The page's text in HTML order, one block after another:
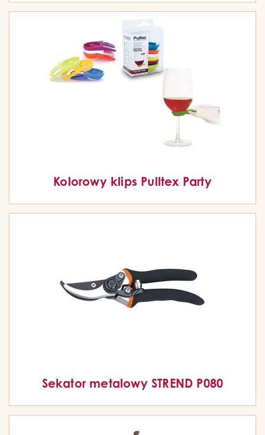
Kolorowy klips Pulltex Party
Sekator metalowy STREND P080